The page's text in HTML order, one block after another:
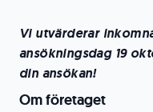
Vi utvärderar
ansökningsdag 19
din ansökan!
Om företaget